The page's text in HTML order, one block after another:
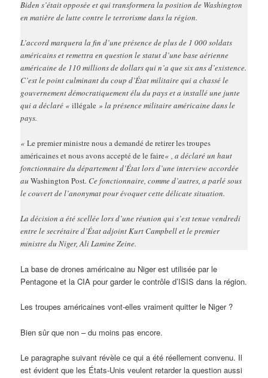
Biden s’était opposée et qui transformera la position de Washington
en matière de lutte contre le terrorisme dans la région.
L’accord marquera la fin d’une présence de plus de 1 000 soldats
américains et remettra en question le statut d’une base aérienne
américaine de 110 millions de dollars qui n’a que six ans d’existence.
C’est le point culminant du coup d’État militaire qui a chassé le
gouvernement démocratiquement élu du pays et a installé une junte
qui a déclaré «illégale » la présence militaire américaine dans le
pays.
«Le premier ministre nous a demandé de retirer les troupes
américaines et nous avons accepté de le faire« , a déclaré un haut
fonctionnaire du département d’État lors d’une interview accordée
auWashington Post. Ce fonctionnaire, comme d’autres, a parlé sous
le couvert de l’anonymat pour évoquer cette délicate situation.
La décision a été scellée lors d’une réunion qui s’est tenue vendredi
entre le secrétaire d’État adjoint Kurt Campbell et le premier
ministre du Niger, Ali Lamine Zeine.
La base de drones américaine au Niger est utilisée par le
Pentagone et la CIA pour garder le contrôle d’ISIS dans la région.
Les troupes américaines vont-elles vraiment quitter le Niger ?
Bien sûr que non – du moins pas encore.
Le paragraphe suivant révèle ce qui a été réellement convenu. Il
est évident que les États-Unis veulent retarder la question aussi